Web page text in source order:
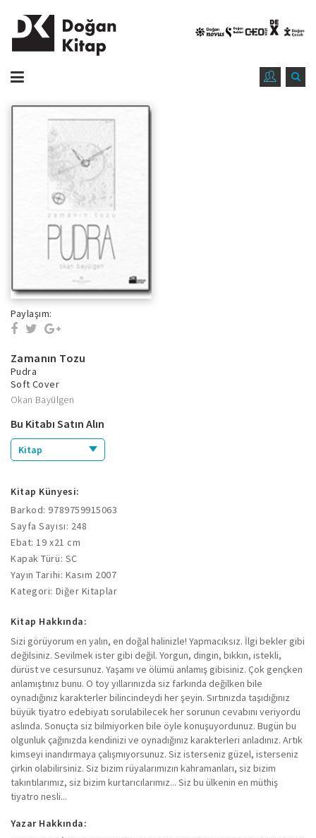
Paylaşım:
Zamanın Tozu
Pudra
Soft Cover
Okan Bayülgen
Bu Kitabı Satın Alın
Kitap
Kitap Künyesi:
Barkod: 9789759915063
Sayfa Sayısı: 248
Ebat: 19 x21 cm
Kapak Türü: SC
Yayın Tarihi: Kasım 2007
Kategori: Diğer Kitaplar
Kitap Hakkında:
Sizi görüyorum en yalın, en doğal halinizle! Yapmacıksız. İlgi bekler gibi
değilsiniz. Sevilmek ister gibi değil. Yorgun, dingin, bıkkın, istekli,
dürüst ve cesursunuz. Yaşamı ve ölümü anlamış gibisiniz. Çok gençken
anlamıştınız bunu. O toy yıllarınızda siz farkında değilken bile
oynadığınız karakterler bilincindeydi her şeyin. Sırtınızda taşıdığınız
büyük tiyatro edebiyatı sorulabilecek her sorunun cevabını veriyordu
aslında. Sonuçta siz bilmiyorken bile öyle konuşuyordunuz. Bugün bu
olgunluk çağınızda kendinizi ve oynadığınız karakterleri anladınız. Artık
kimseyi inandırmaya çalışmıyorsunuz. Siz isterseniz güzel, isterseniz
çirkin olabilirsiniz. Siz bizim rüyalarımızın kahramanları, siz bizim
takıntılarımız, siz bizim kurtarıcılarımız... Siz bu ülkenin en müthiş
tiyatro nesli...
Yazar Hakkında: